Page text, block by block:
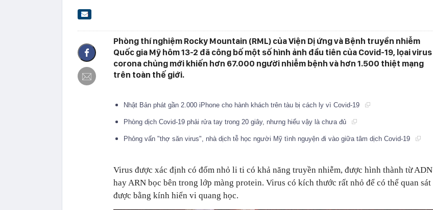
Phòng thí nghiệm Rocky Mountain (RML) của Viện Dị ứng và Bệnh truyền nhiễm
Quốc gia Mỹ hôm 13-2 đã công bố một số hình ảnh đầu tiên của Covid-19, lọai virus
corona chủng mới khiến hơn 67.000 người nhiễm bệnh và hơn 1.500 thiệt mạng
trên toàn thế giới.
Nhật Bản phát gần 2.000 iPhone cho hành khách trên tàu bị cách ly vì Covid-19
Phòng dịch Covid-19 phải rửa tay trong 20 giây, nhưng hiểu vậy là chưa đủ
Phỏng vấn "thợ săn virus", nhà dịch tễ học người Mỹ tình nguyện đi vào giữa tâm dịch Covid-19
Virus được xác định có đốm nhỏ li ti có khả năng truyền nhiễm, được hình thành từ ADN
hay ARN bọc bên trong lớp màng protein. Virus có kích thước rất nhỏ để có thể quan sát
được bằng kính hiển vi quang học.